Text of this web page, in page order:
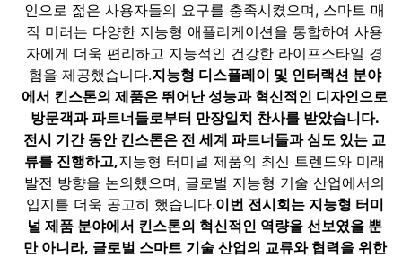
인으로 젊은 사용자들의 요구를 충족시켰으며, 스마트 매
직 미러는 다양한 지능형 애플리케이션을 통합하여 사용
자에게 더욱 편리하고 지능적인 건강한 라이프스타일 경
험을 제공했습니다.지능형 디스플레이 및 인터랙션 분야
에서 킨스톤의 제품은 뛰어난 성능과 혁신적인 디자인으로
방문객과 파트너들로부터 만장일치 찬사를 받았습니다.
전시 기간 동안 킨스톤은 전 세계 파트너들과 심도 있는 교
류를 진행하고,지능형 터미널 제품의 최신 트렌드와 미래
발전 방향을 논의했으며, 글로벌 지능형 기술 산업에서의
입지를 더욱 공고히 했습니다.이번 전시회는 지능형 터미
널 제품 분야에서 킨스톤의 혁신적인 역량을 선보였을 뿐
만 아니라, 글로벌 스마트 기술 산업의 교류와 협력을 위한